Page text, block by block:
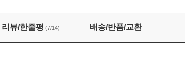
리뷰/한줄평 (7/14) 배송/반품/교환